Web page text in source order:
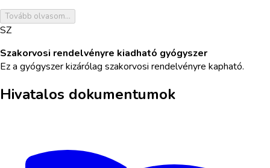
Tovább olvasom...
SZ
Szakorvosi rendelvényre kiadható gyógyszer
Ez a gyógyszer kizárólag szakorvosi rendelvényre kapható.
Hivatalos dokumentumok